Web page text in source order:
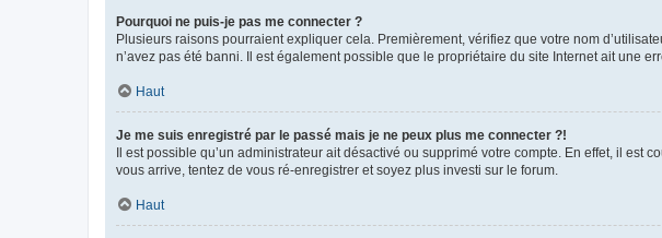
Pourquoi ne puis-je pas me connecter ?
Plusieurs raisons pourraient expliquer cela. Premièrement, vérifiez que votre nom
n’avez pas été banni. Il est également possible que le propriétaire du site Internet ait une
Haut
Je me suis enregistré par le passé mais je ne peux plus me connecter ?!
Il est possible qu’un administrateur ait désactivé ou supprimé votre compte. En effet, il
vous arrive, tentez de vous ré-enregistrer et soyez plus investi sur le forum.
Haut